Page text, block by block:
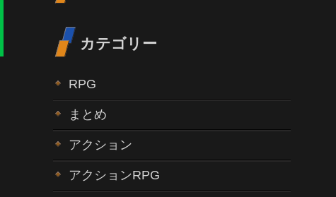
カテゴリー
RPG
まとめ
アクション
アクションRPG